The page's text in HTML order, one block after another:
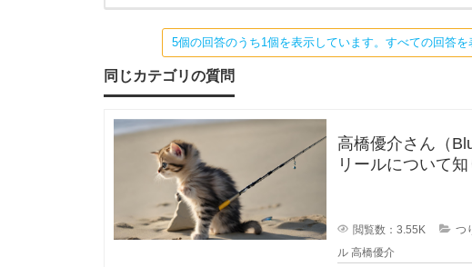
最
近
友
達
遊
で
か
ね
。
初
は
セ
ッ
5個の回答のうち1個を表示しています。すべての回答
同じカテゴリの質問
高橋優介さん（
リールについて
閲覧数：3.55K つ
ル 高橋優介